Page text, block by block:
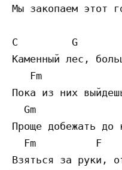
Мы закопаем этот
C         G
Каменный лес,
   Fm
Пока из них
Gm
Проще добежать до
  Fm          F
Взяться за руки,